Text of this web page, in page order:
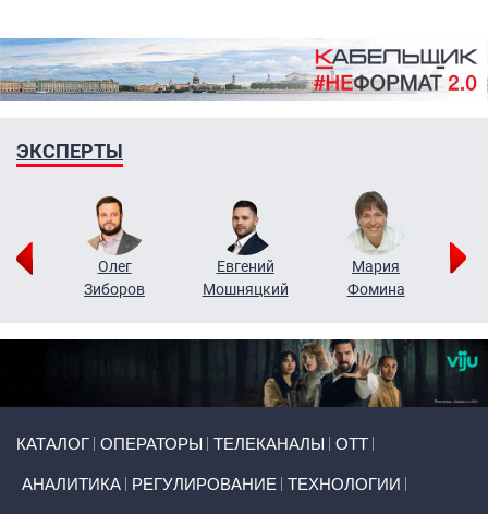
ЭКСПЕРТЫ
Олег
Зиборов
Евгений
Мошняцкий
Мария
Фомина
КАТАЛОГ ОПЕРАТОРЫ ТЕЛЕКАНАЛЫ ОТТ
АНАЛИТИКА РЕГУЛИРОВАНИЕ ТЕХНОЛОГИИ